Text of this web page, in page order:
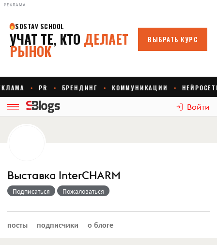
РЕКЛАМА
Войти
Выставка InterCHARM
Подписаться Пожаловаться
посты подписчики о блоге